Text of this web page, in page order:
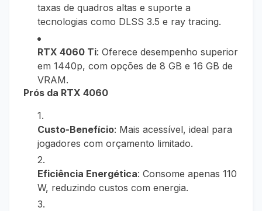
taxas de quadros altas e suporte a
tecnologias como DLSS 3.5 e ray tracing.
RTX 4060 Ti: Oferece desempenho superior
em 1440p, com opções de 8 GB e 16 GB de
VRAM.
Prós da RTX 4060
Custo-Benefício: Mais acessível, ideal para
jogadores com orçamento limitado.
Eficiência Energética: Consome apenas 110
W, reduzindo custos com energia.